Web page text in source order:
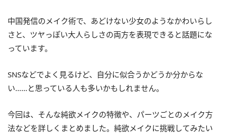
中国発信のメイク術で、あどけない少女のようなかわいらし
さと、ツヤっぽい大人らしさの両方を表現できると話題にな
っています。
SNSなどでよく見るけど、自分に似合うかどうか分からな
い……と思っている人も多いかもしれません。
今回は、そんな純欲メイクの特徴や、パーツごとのメイク方
法などを詳しくまとめました。純欲メイクに挑戦してみたい